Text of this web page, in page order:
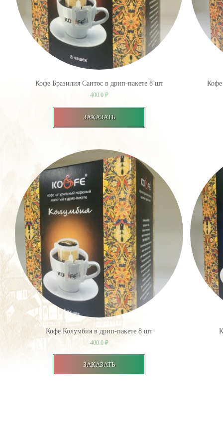
Кофе Бразилия Сантос в дрип-пакете 8 шт
400.0 ₽
ЗАКАЗАТЬ
Кофе Колумбия в дрип-пакете 8 шт
400.0 ₽
ЗАКАЗАТЬ